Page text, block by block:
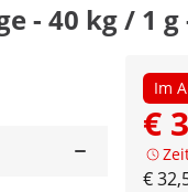
- 40 kg / 1 g
Im
€
€